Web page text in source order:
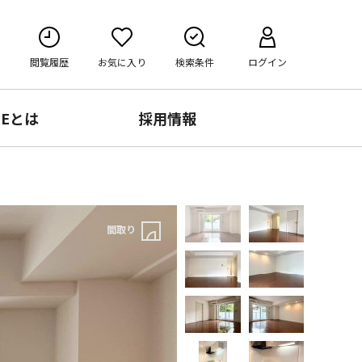
閲覧履歴 お気に入り 検索条件 ログイン
とは 採用情報
間取り